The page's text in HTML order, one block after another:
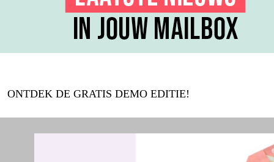
ONTDEK DE GRATIS DEMO EDITIE!